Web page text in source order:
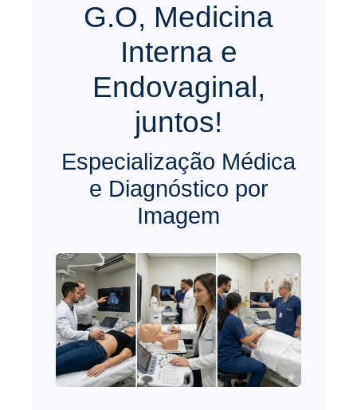
G.O, Medicina
Interna e
Endovaginal,
juntos!
Especialização Médica
e Diagnóstico por
Imagem